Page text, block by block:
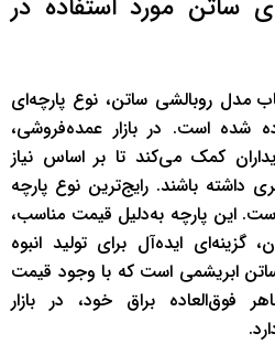
ساتن مورد استفاده در
مدل روبالشی ساتن، نوع پارچه‌ای
شده است. در بازار عمده‌فروشی،
کمک می‌کند تا بر اساس نیاز
داشته باشند. رایج‌ترین نوع پارچه
این پارچه به‌دلیل قیمت مناسب،
گزینه‌ای ایده‌آل برای تولید انبوه
ابریشمی است که با وجود قیمت
فوق‌العاده براق خود، در بازار